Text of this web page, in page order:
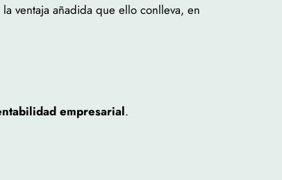
ventaja añadida que ello conlleva, en
empresarial.